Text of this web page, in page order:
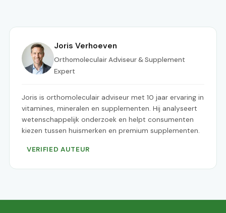
Joris Verhoeven
Orthomoleculair Adviseur & Supplement
Expert
Joris is orthomoleculair adviseur met 10 jaar ervaring in
vitamines, mineralen en supplementen. Hij analyseert
wetenschappelijk onderzoek en helpt consumenten
kiezen tussen huismerken en premium supplementen.
VERIFIED AUTEUR